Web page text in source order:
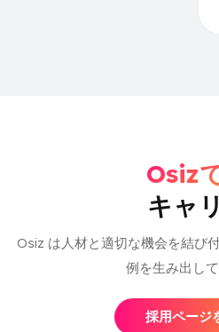
Osiz
キャ
Osiz は人材と適切な機会を結び
例を生み出して
採用ページ